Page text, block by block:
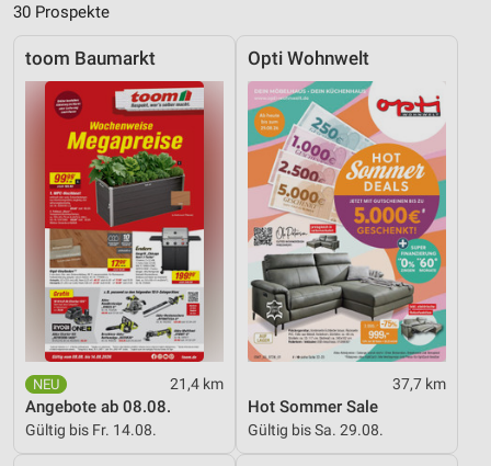
30 Prospekte
toom Baumarkt
21,4 km
Angebote ab 08.08.
Gültig bis Fr. 14.08.
Opti Wohnwelt
37,7 km
Hot Sommer Sale
Gültig bis Sa. 29.08.